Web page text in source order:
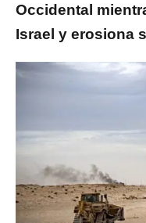
Occidental
Israel y erosiona